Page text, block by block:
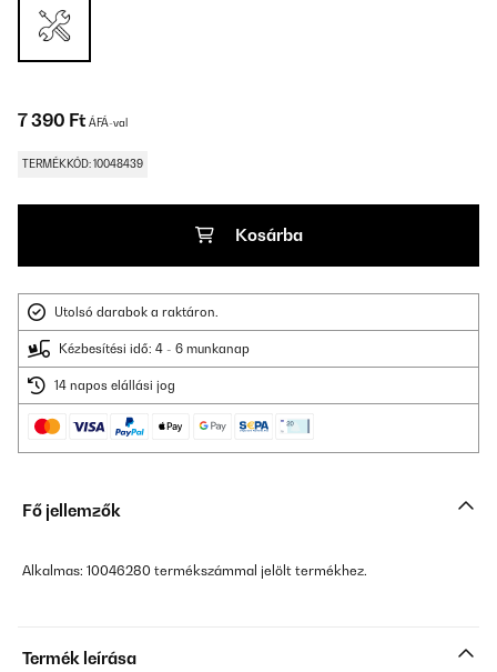
7 390 Ft ÁFÁ-val
TERMÉKKÓD: 10048439
Kosárba
Utolsó darabok a raktáron.
Kézbesítési idő: 4 - 6 munkanap
14 napos elállási jog
Fő jellemzők
Alkalmas: 10046280 termékszámmal jelölt termékhez.
Termék leírása